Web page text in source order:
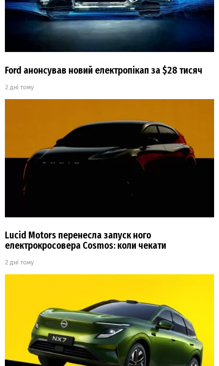
Ford анонсував новий електропікап за $28 тисяч
2 дні тому
Lucid Motors перенесла запуск ного
електрокросовера Cosmos: коли чекати
2 дні тому